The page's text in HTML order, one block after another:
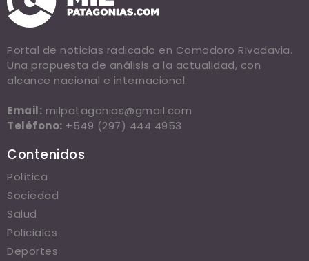
Portal de noticias radicado en Comodoro Rivadavia.
Una propuesta de análisis a la actualidad, con
alcance nacional e internacional.
Email: milpatagonias@gmail.com
Teléfono: +549 (297) 444 4953
Contenidos
Política
Sociedad
Salud
Policiales
Deportes